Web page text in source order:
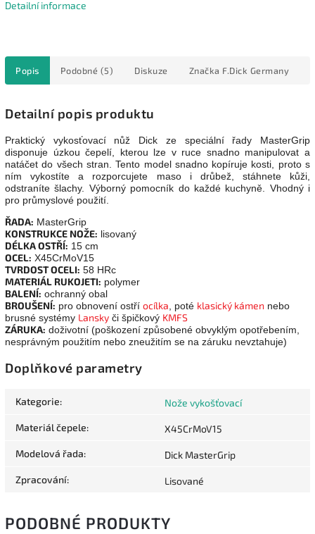
Detailní informace
Popis Podobné (5) Diskuze Značka F.Dick Germany
Detailní popis produktu
Praktický vykosťovací nůž Dick ze speciální řady MasterGrip
disponuje úzkou čepelí, kterou lze v ruce snadno manipulovat a
natáčet do všech stran. Tento model snadno kopíruje kosti, proto s
ním vykostíte a rozporcujete maso i drůbež, stáhnete kůži,
odstraníte šlachy. Výborný pomocník do každé kuchyně. Vhodný i
pro průmyslové použití.
ŘADA: MasterGrip
KONSTRUKCE NOŽE: lisovaný
DÉLKA OSTŘÍ: 15 cm
OCEL: X45CrMoV15
TVRDOST OCELI: 58 HRc
MATERIÁL RUKOJETI: polymer
BALENÍ: ochranný obal
BROUŠENÍ: pro obnovení ostří ocílka , poté klasický kámen nebo
brusné systémy Lansky či špičkový KMFS
ZÁRUKA: doživotní (poškození způsobené obvyklým opotřebením,
nesprávným použitím nebo zneužitím se na záruku nevztahuje)
Doplňkové parametry
Kategorie: Nože vykošťovací
Materiál čepele: X45CrMoV15
Modelová řada: Dick MasterGrip
Zpracování: Lisované
PODOBNÉ PRODUKTY